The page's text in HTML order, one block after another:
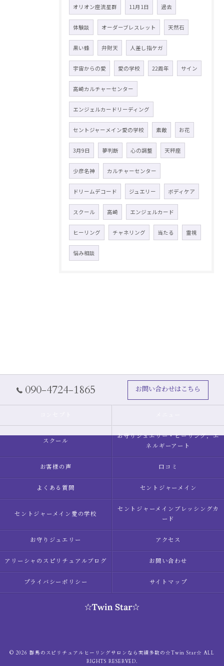
オリオン座流星群 11月1日 過去
体験談 オーダーブレスレット 天然石
黒い蜂 弁財天 人差し指ケガ
宇宙からの愛 愛の学校 22周年 サイン
高崎カルチャーセンター
エンジェルカードリーディング
セントジャーメイン愛の学校 素敵 お花
3月9日 夢判断 心の調整 天秤座
少彦名神 カルチャーセンター
ドリームデコード ジュエリー ボディケア
スクール 高崎 エンジェルカード
ヒーリング チャネリング 当たる 霊視
悩み相談
090-4724-1865 お問い合わせはこちら
スクール
お守りジュエリー・ヒーリング，エ
ネルギーアート
お客様の声 口コミ
よくある質問 セントジャーメイン
セントジャーメイン愛の学校
セントジャーメインブレッシングカ
ード
お守りジュエリー アクセス
アリーシャのスピリチュアルブログ お問い合わせ
プライバシーポリシー サイトマップ
© 2026 群馬のスピリチュアルヒーリングサロンなら実績多数の☆Twin Star☆ ALL
RIGHTS RESERVED.